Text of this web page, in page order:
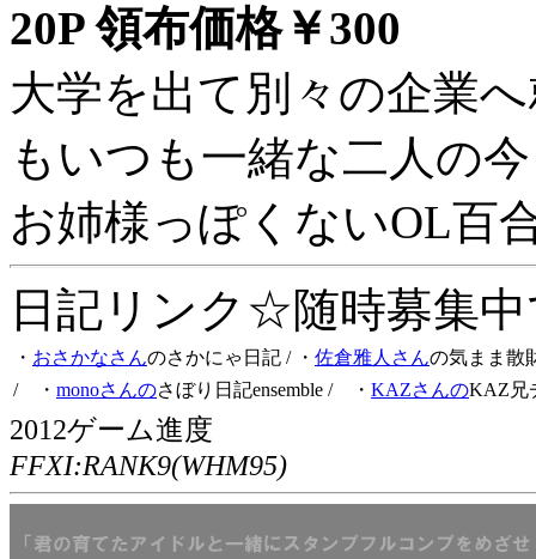
20P 領布価格￥300
大学を出て別々の企業
もいつも一緒な二人の
お姉様っぽくないOL百
日記リンク☆随時募集
・ おさかなさんのさかにゃ日記 / ・ 佐倉雅人さんの気まま散
/ ・ monoさんのさぼり日記ensemble / ・ KAZさんのKAZ兄
2012ゲーム進度
FFXI:RANK9(WHM95)